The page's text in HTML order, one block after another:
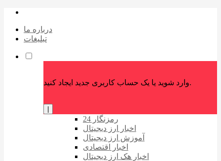
درباره ما
تبلیغات
وارد شوید یا یک حساب کاربری جدید ایجاد کنید.
رمزنگار 24
اخبار ارز دیجیتال
آموزش ارز دیجیتال
اخبار اقتصادی
اخبار هک ارز دیجیتال